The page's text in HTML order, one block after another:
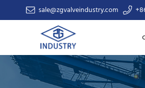
sale@zgvalveindustry.com